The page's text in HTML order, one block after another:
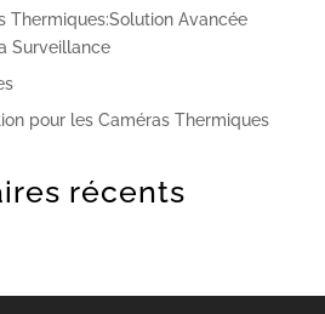
Thermiques:Solution Avancée
Surveillance
pour les Caméras Thermiques
récents